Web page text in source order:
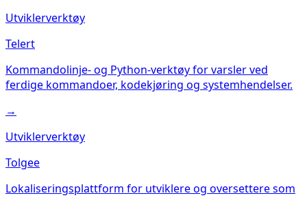
Utviklerverktøy
Telert
Kommandolinje- og Python-verktøy for varsler ved
ferdige kommandoer, kodekjøring og systemhendelser.
→
Utviklerverktøy
Tolgee
Lokaliseringsplattform for utviklere og oversettere som